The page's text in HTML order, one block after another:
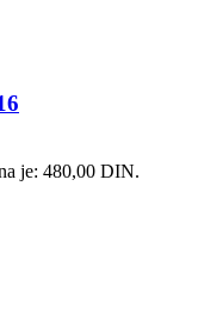
je: 480,00 DIN.